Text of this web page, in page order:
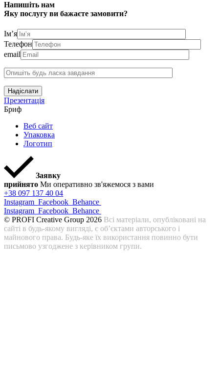
Напишіть нам
Яку послугу ви бажаєте замовити?
Ім’я
Телефон
email
Надіслати
Презентація
Бриф
Веб сайт
Упаковка
Логотип
Заявку
прийнято Ми оперативно зв'яжемося з вами
+38 097 137 40 04
Instagram Facebook Behance
Instagram Facebook Behance
© PROFI Creative Group 2026 Всі матеріали, опубліковані на
сайті в будь-якому вигляді, є об’єктами авторського і
майнового права. Будь-яке їх використання повинно бути
письмово узгоджене з керівником групи.